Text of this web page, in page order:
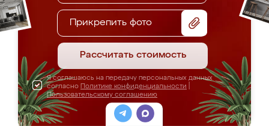
Прикрепить фото
Рассчитать стоимость
Я соглашаюсь на передачу персональных данных
согласно Политике конфиденциальности
Пользовательскому соглашению